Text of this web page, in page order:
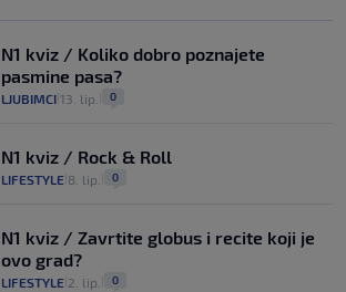
N1 kviz / Koliko dobro poznajete
pasmine pasa?
LJUBIMCI 13. lip. 0
N1 kviz / Rock & Roll
LIFESTYLE 8. lip. 0
N1 kviz / Zavrtite globus i recite koji je
ovo grad?
LIFESTYLE 2. lip. 0